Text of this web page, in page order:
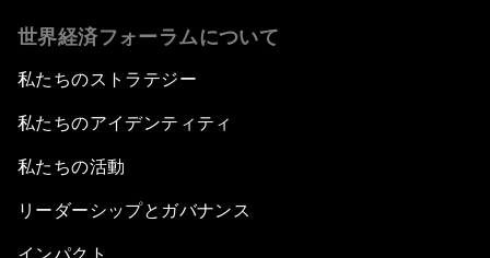
世界経済フォーラムについて
私たちのストラテジー
私たちのアイデンティティ
私たちの活動
リーダーシップとガバナンス